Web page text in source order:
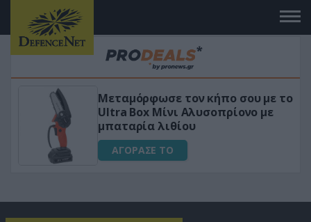
Μεταμόρφωσε τον κήπο σου με το
Ultra Box Μίνι Αλυσοπρίονο με
μπαταρία λιθίου
ΑΓΟΡΑΣΕ ΤΟ